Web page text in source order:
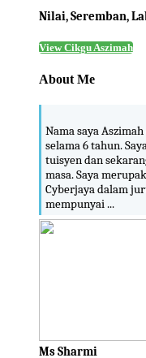
Nilai, Seremban,
View Cikgu Aszimah
About Me
Nama saya
selama 6 tahun.
tuisyen dan
masa. Saya
Cyberjaya dalam
mempunyai ...
Ms Sharmi